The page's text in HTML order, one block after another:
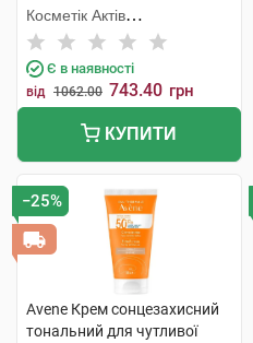
волосся SPF50+ 200 мл 1
флакон
Косметік Актів
Інтернаціональ
Є в наявності
від 1062.00 743.40 грн
КУПИТИ
−25%
Avene Крем сонцезахисний
тональний для чутливої